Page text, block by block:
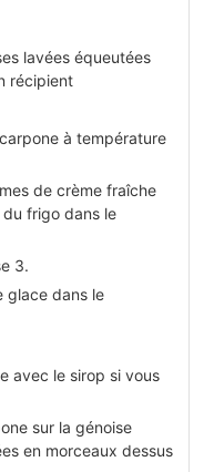
lavées équeutées
récipient
à température
de crème fraîche
frigo dans le
3.
glace dans le
avec le sirop si vous
sur la génoise
en morceaux dessus